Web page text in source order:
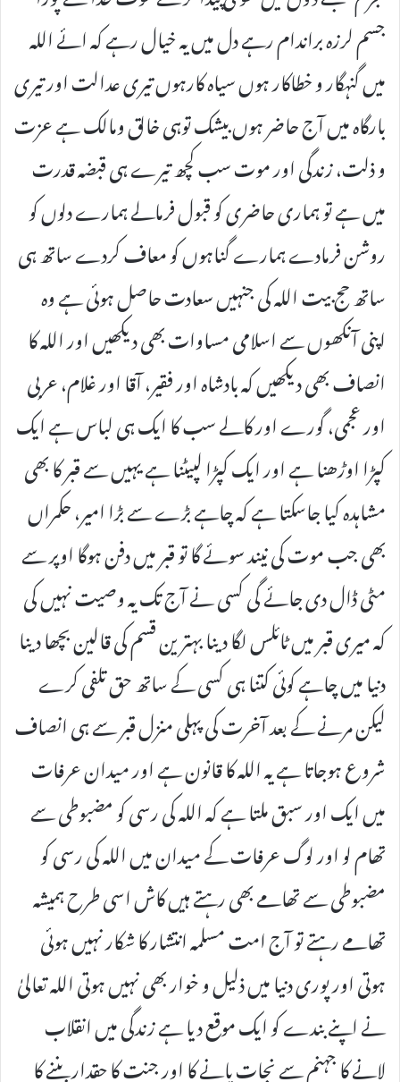
جسم لرزہ براندام رہے دل میں یہ خیال رہے کہ ائے اللہ
میں گنہگار و خطاکار ہوں سیاہ کارہوں تیری عدالت اور تیری
بارگاہ میں آج حاضر ہوں بیشک توہی خالق ومالک ہے عزت
و ذلت، زندگی اور موت سب کچھ تیرے ہی قبضہ قدرت
میں ہے تو ہماری حاضری کو قبول فرمالے ہمارے دلوں کو
روشن فرمادے ہمارے گناہوں کو معاف کردے ساتھ ہی
ساتھ حج بیت اللہ کی جنہیں سعادت حاصل ہوئی ہے وہ
اپنی آنکھوں سے اسلامی مساوات بھی دیکھیں اور اللہ کا
انصاف بھی دیکھیں کہ بادشاہ اور فقیر، آقا اور غلام، عربی
اور عجمی، گورے اور کالے سب کا ایک ہی لباس ہے ایک
کپڑا اوڑھنا ہے اور ایک کپڑا لپیٹنا ہے یہیں سے قبر کا بھی
مشاہدہ کیا جاسکتا ہے کہ چاہے بڑے سے بڑا امیر، حکمراں
بھی جب موت کی نیند سوئے گا تو قبر میں دفن ہوگا اوپر سے
مٹی ڈال دی جائے گی کسی نے آج تک یہ وصیت نہیں کی
کہ میری قبر میں ٹائلس لگا دینا بہترین قسم کی قالین بچھا دینا
دنیا میں چاہے کوئی کتنا ہی کسی کے ساتھ حق تلفی کرے
لیکن مرنے کے بعد آخرت کی پہلی منزل قبر سے ہی انصاف
شروع ہوجاتا ہے یہ اللہ کا قانون ہے اور میدان عرفات
میں ایک اور سبق ملتا ہے کہ اللہ کی رسی کو مضبوطی سے
تھام لو اور لوگ عرفات کے میدان میں اللہ کی رسی کو
مضبوطی سے تھامے بھی رہتے ہیں کاش اسی طرح ہمیشہ
تھامے رہتے تو آج امت مسلمہ انتشار کا شکار نہیں ہوئی
ہوتی اور پوری دنیا میں ذلیل و خوار بھی نہیں ہوتی اللہ تعالیٰ
نے اپنے بندے کو ایک موقع دیا ہے زندگی میں انقلاب
لانے کا جہنم سے نجات پانے کا اور جنت کا حقدار بننے کا